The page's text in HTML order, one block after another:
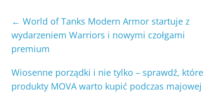
← World of Tanks Modern Armor startuje z
wydarzeniem Warriors i nowymi czołgami
premium
Wiosenne porządki i nie tylko – sprawdź, które
produkty MOVA warto kupić podczas majowej